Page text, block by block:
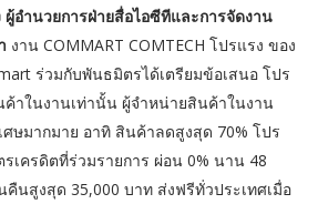
อำนวยการฝ่ายสื่อไอซีทีและการจัดงาน
งาน COMMART COMTECH โปรแรง ของ
ร่วมกับพันธมิตรได้เตรียมข้อเสนอ โปร
าในงานเท่านั้น ผู้จำหน่ายสินค้าในงาน
ษมากมาย อาทิ สินค้าลดสูงสุด 70% โปร
เครดิตที่ร่วมรายการ ผ่อน 0% นาน 48
คืนสูงสุด 35,000 บาท ส่งฟรีทั่วประเทศเมื่อ